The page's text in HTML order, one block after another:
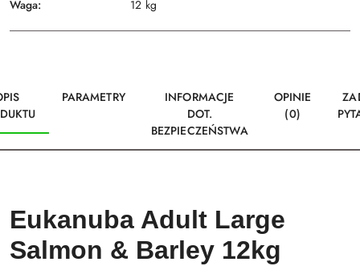
Waga: 12 kg
PARAMETRY
INFORMACJE
DOT.
BEZPIECZEŃSTWA
OPINIE
(0)
Eukanuba Adult Large
Salmon & Barley 12kg